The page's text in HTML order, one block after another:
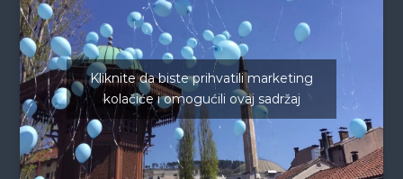
Kliknite da biste prihvatili marketing
kolačiće i omogućili ovaj sadržaj